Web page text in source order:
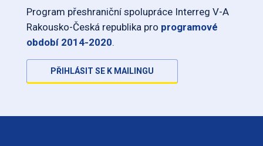
Program přeshraniční spolupráce Interreg V-A
Rakousko-Česká republika pro programové
období 2014-2020.
PŘIHLÁSIT SE K MAILINGU